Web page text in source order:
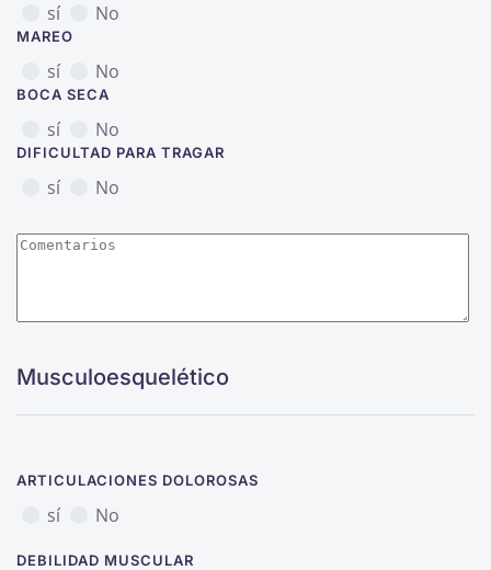
sí No
MAREO
sí No
BOCA SECA
sí No
DIFICULTAD PARA TRAGAR
sí No
Musculoesquelético
ARTICULACIONES DOLOROSAS
sí No
DEBILIDAD MUSCULAR